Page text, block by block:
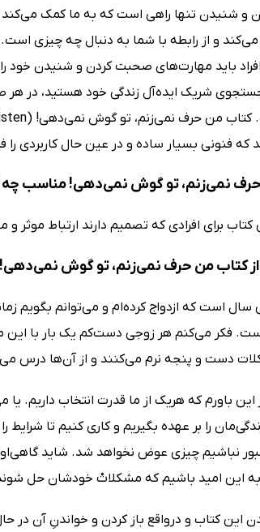
شنیدن تنها راهی است که به ما کمک می‌کند
و از رابطه با شما به دنبال چه چیزی
باید مهارت‌های صحبت کردن و شنیدن خود
شریک ایده‌آل زندگی خود هستید، در
فنونی بسیار ساده و در عین حال کاربردی را
نمی‌زنم، تو گوش نمی‌دهی! مناسب
کتاب برای افرادی که تصمیم دارند ارتباط
کتاب من حرف نمی‌زنم، تو گوش
است که ازدواج کرده‌ام و می‌توانم بگویم
فکر می‌کنم هر زوجی دست‌کم یک بار با
دست و پنجه نرم می‌کنند و از آن‌ها درس
باورم که هریک از ما قدرت انتخاب داریم.
را بر عهده بگیریم و کاری کنیم تا
نباشیم چیزی عوض نخواهد شد. شاید
به این امید باشیم که مشکلاتْ خودشان حل
این کتاب و درواقع باز کردن و خواندنِ آن